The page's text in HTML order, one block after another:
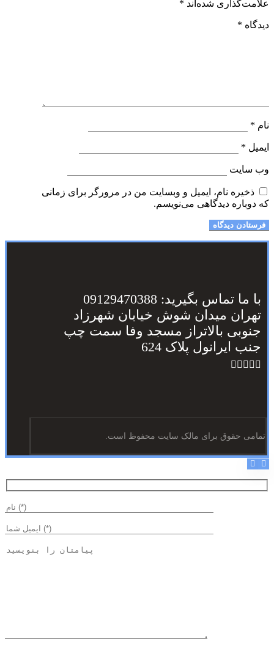
علامت‌گذاری شده‌اند *
دیدگاه *
نام *
ایمیل *
وب‌ سایت
ذخیره نام، ایمیل و وبسایت من در مرورگر برای زمانی
که دوباره دیدگاهی می‌نویسم.
با ما تماس بگیرید: 09129470388
تهران میدان شوش خیابان شهرزاد
جنوبی بالاتراز مسجد وفا سمت چپ
جنب ایرانول پلاک 624
تمامی حقوق برای مالک سایت محفوظ است.